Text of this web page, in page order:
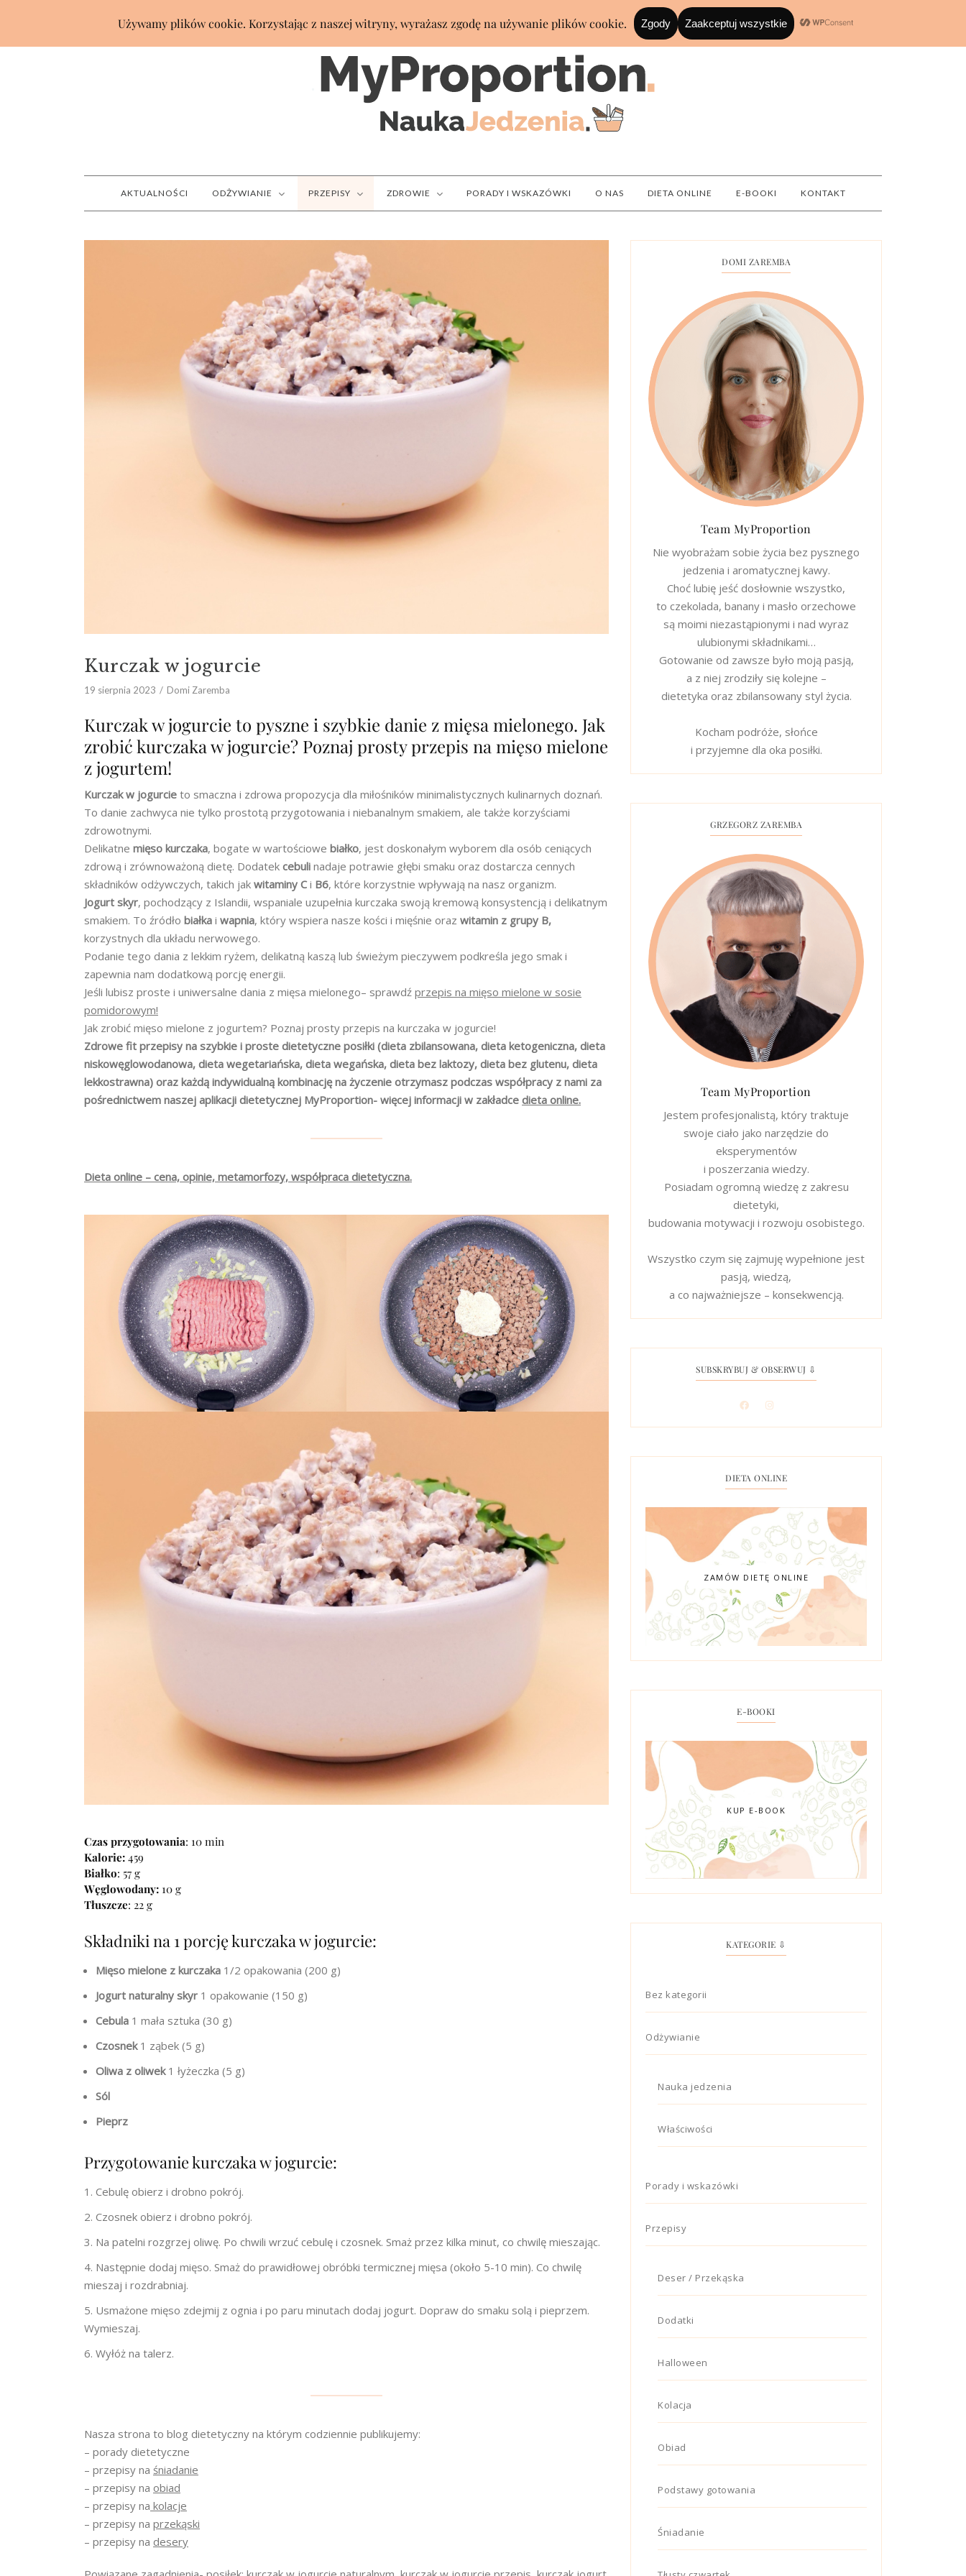
AKTUALNOŚCI ODŻYWIANIE PRZEPISY ZDROWIE PORADY I WSKAZÓWKI O NAS DIETA ONLINE E-BOOKI KONTAKT
Kurczak w jogurcie
19 sierpnia 2023 Domi Zaremba
Kurczak w jogurcie to pyszne i szybkie danie z mięsa mielonego. Jak
zrobić kurczaka w jogurcie? Poznaj prosty przepis na mięso mielone
z jogurtem!
Kurczak w jogurcie to smaczna i zdrowa propozycja dla miłośników minimalistycznych kulinarnych doznań.
To danie zachwyca nie tylko prostotą przygotowania i niebanalnym smakiem, ale także korzyściami
zdrowotnymi.
Delikatne mięso kurczaka, bogate w wartościowe białko, jest doskonałym wyborem dla osób ceniących
zdrową i zrównoważoną dietę. Dodatek cebuli nadaje potrawie głębi smaku oraz dostarcza cennych
składników odżywczych, takich jak witaminy Ci B6, które korzystnie wpływają na nasz organizm.
Jogurt skyr, pochodzący z Islandii, wspaniale uzupełnia kurczaka swoją kremową konsystencją i delikatnym
smakiem. To źródło białka i wapnia, który wspiera nasze kości i mięśnie oraz witamin z grupy B,
korzystnych dla układu nerwowego.
Podanie tego dania z lekkim ryżem, delikatną kaszą lub świeżym pieczywem podkreśla jego smak i
zapewnia nam dodatkową porcję energii.
Jeśli lubisz proste i uniwersalne dania z mięsa mielonego– sprawdź przepis na mięso mielone w sosie
pomidorowym!
Jak zrobić mięso mielone z jogurtem? Poznaj prosty przepis na kurczaka w jogurcie!
Zdrowe fit przepisy na szybkie i proste dietetyczne posiłki (dieta zbilansowana, dieta ketogeniczna, dieta
niskowęglowodanowa, dieta wegetariańska, dieta wegańska, dieta bez laktozy, dieta bez glutenu, dieta
lekkostrawna) oraz każdą indywidualną kombinację na życzenie otrzymasz podczas współpracy z nami za
pośrednictwem naszej aplikacji dietetycznej MyProportion- więcej informacji w zakładce dieta online.
Dieta online – cena, opinie, metamorfozy, współpraca dietetyczna.
Czas przygotowania: 10 min
Kalorie: 459
Białko: 57 g
Węglowodany: 10 g
Tłuszcze: 22 g
Składniki na 1 porcję kurczaka w jogurcie:
Mięso mielone z kurczaka 1/2 opakowania (200 g)
Jogurt naturalny skyr 1 opakowanie (150 g)
Cebula 1 mała sztuka (30 g)
Czosnek1 ząbek (5 g)
Oliwa z oliwek1 łyżeczka (5 g)
Sól
Pieprz
Przygotowanie kurczaka w jogurcie:
Cebulę obierz i drobno pokrój.
Czosnek obierz i drobno pokrój.
Na patelni rozgrzej oliwę. Po chwili wrzuć cebulę i czosnek. Smaż przez kilka minut, co chwilę mieszając.
Następnie dodaj mięso. Smaż do prawidłowej obróbki termicznej mięsa (około 5-10 min). Co chwilę
mieszaj i rozdrabniaj.
Usmażone mięso zdejmij z ognia i po paru minutach dodaj jogurt. Dopraw do smaku solą i pieprzem.
Wymieszaj.
Wyłóż na talerz.
Nasza strona to blog dietetyczny na którym codziennie publikujemy:
– porady dietetyczne
– przepisy na śniadanie
– przepisy na obiad
– przepisy na kolacje
– przepisy na przekąski
– przepisy na desery
DOMI ZAREMBA
Team MyProportion
Nie wyobrażam sobie życia bez pysznego
jedzenia i aromatycznej kawy.
Choć lubię jeść dosłownie wszystko,
to czekolada, banany i masło orzechowe
są moimi niezastąpionymi i nad wyraz
ulubionymi składnikami…
Gotowanie od zawsze było moją pasją,
a z niej zrodziły się kolejne –
dietetyka oraz zbilansowany styl życia.
Kocham podróże, słońce
i przyjemne dla oka posiłki.
GRZEGORZ ZAREMBA
Team MyProportion
Jestem profesjonalistą, który traktuje
swoje ciało jako narzędzie do
eksperymentów
i poszerzania wiedzy.
Posiadam ogromną wiedzę z zakresu
dietetyki,
budowania motywacji i rozwoju osobistego.
Wszystko czym się zajmuję wypełnione jest
pasją, wiedzą,
a co najważniejsze – konsekwencją.
SUBSKRYBUJ & OBSERWUJ ⇩
DIETA ONLINE
ZAMÓW DIETĘ ONLINE
E-BOOKI
KUP E-BOOK
KATEGORIE ⇩
Bez kategorii
Odżywianie
Nauka jedzenia
Właściwości
Porady i wskazówki
Przepisy
Deser / Przekąska
Dodatki
Halloween
Kolacja
Obiad
Podstawy gotowania
Śniadanie